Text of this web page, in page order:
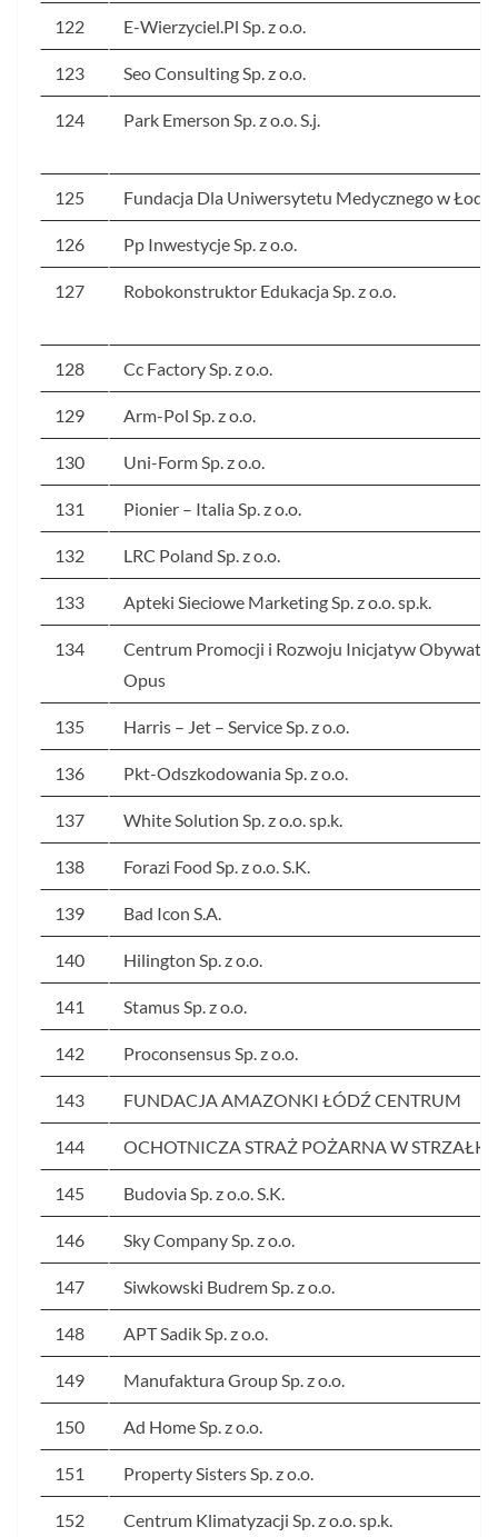
122 E-Wierzyciel.Pl Sp. z o.o.
123 Seo Consulting Sp. z o.o.
124 Park Emerson Sp. z o.o. S.j.
125 Fundacja Dla Uniwersytetu Medycznego w Łodzi
126 Pp Inwestycje Sp. z o.o.
127 Robokonstruktor Edukacja Sp. z o.o.
128 Cc Factory Sp. z o.o.
129 Arm-Pol Sp. z o.o.
130 Uni-Form Sp. z o.o.
131 Pionier – Italia Sp. z o.o.
132 LRC Poland Sp. z o.o.
133 Apteki Sieciowe Marketing Sp. z o.o. sp.k.
134
Centrum Promocji i Rozwoju Inicjatyw
Opus
135 Harris – Jet – Service Sp. z o.o.
136 Pkt-Odszkodowania Sp. z o.o.
137 White Solution Sp. z o.o. sp.k.
138 Forazi Food Sp. z o.o. S.K.
139 Bad Icon S.A.
140 Hilington Sp. z o.o.
141 Stamus Sp. z o.o.
142 Proconsensus Sp. z o.o.
143 FUNDACJA AMAZONKI ŁÓDŹ CENTRUM
144 OCHOTNICZA STRAŻ POŻARNA W
145 Budovia Sp. z o.o. S.K.
146 Sky Company Sp. z o.o.
147 Siwkowski Budrem Sp. z o.o.
148 APT Sadik Sp. z o.o.
149 Manufaktura Group Sp. z o.o.
150 Ad Home Sp. z o.o.
151 Property Sisters Sp. z o.o.
152 Centrum Klimatyzacji Sp. z o.o. sp.k.